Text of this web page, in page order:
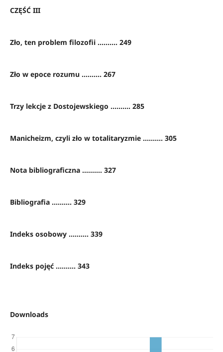
CZĘŚĆ III
Zło, ten problem filozofii .......... 249
Zło w epoce rozumu .......... 267
Trzy lekcje z Dostojewskiego .......... 285
Manicheizm, czyli zło w totalitaryzmie .......... 305
Nota bibliograficzna .......... 327
Bibliografia .......... 329
Indeks osobowy .......... 339
Indeks pojęć .......... 343
Downloads